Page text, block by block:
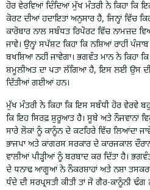
ਹੋਰ ਵੇਰਵਿਆਂ ਦਿੰਦਿਆਂ ਮੁੱਖ ਮੰਤਰੀ ਨੇ ਕਿਹਾ ਕਿ
ਕੋਰਟ ਦੀਆਂ ਹਦਾਇਤਾਂ ਅਨੁਸਾਰ ਹੈ, ਜਿਨ੍ਹਾਂ ਵਿੱਚ
ਕਾਰੋਬਾਰ ਨਾਲ ਸਬੰਧਤ ਰਿਪੋਰਟ ਵਿੱਚ ਨਾਮਜ਼ਦ
ਜਾਵੇ। ਉਨ੍ਹਾਂ ਸਪੱਸ਼ਟ ਕਿਹਾ ਕਿ ਨਸ਼ਿਆਂ ਰਾਹੀਂ
ਬਖਸ਼ਿਆ ਨਹੀਂ ਜਾਵੇਗਾ। ਭਗਵੰਤ ਮਾਨ ਨੇ ਕਿਹਾ
ਸ਼ਮੂਲੀਅਤ ਦਾ ਪਤਾ ਲੱਗਿਆ ਹੈ, ਇਸ ਲਈ ਉਸ
ਦਿੱਤੀਆਂ ਗਈਆਂ ਹਨ।
ਮੁੱਖ ਮੰਤਰੀ ਨੇ ਕਿਹਾ ਕਿ ਇਸ ਸਬੰਧੀ ਹੋਰ ਵੇਰਵੇ
ਕਿ ਇਹ ਸਿਰਫ਼ ਸ਼ੁਰੂਆਤ ਹੈ। ਸੂਬੇ ਅਤੇ ਨੌਜਵਾਨਾਂ
ਸਾਰੇ ਲੋਕਾਂ ਨੂੰ ਕਾਨੂੰਨ ਦੇ ਕਟਹਿਰੇ ਵਿੱਚ ਲਿਆਂਦਾ
ਭਾਜਪਾ ਅਤੇ ਕਾਂਗਰਸ ਸਰਕਾਰ ਦੇ ਕਾਰਜਕਾਲ
ਵਾਲੀਆਂ ਪੀੜ੍ਹੀਆਂ ਨੂੰ ਬਰਬਾਦ ਕਰ ਦਿੱਤਾ ਹੈ।
ਦੇ ਧਨਾਢ ਆਗੂਆਂ ਨੇ ਨੌਕਰਸ਼ਾਹਾਂ ਅਤੇ ਨਸ਼ਾ
ਧੰਦੇ ਦੀ ਸਰਪ੍ਰਸਤੀ ਕੀਤੀ ਤਾਂ ਜੋ ਗੈਰ-ਕਾਨੂੰਨੀ ਢੰਗ